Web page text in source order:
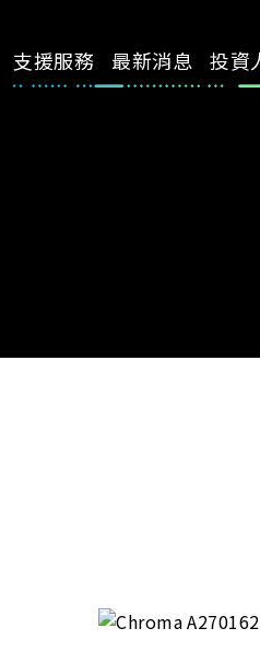
支援服務 最新消息 投資